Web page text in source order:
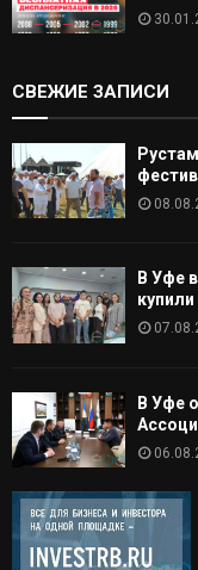
СВЕЖИЕ ЗАПИСИ
В Уфе
В Уфе